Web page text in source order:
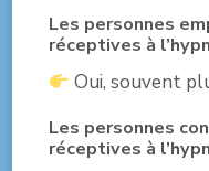
Les personnes
réceptives à
Oui, souvent
Les personnes
réceptives à